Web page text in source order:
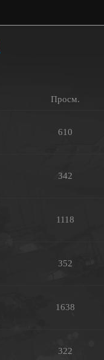
Просм.
610
342
1118
352
1638
322